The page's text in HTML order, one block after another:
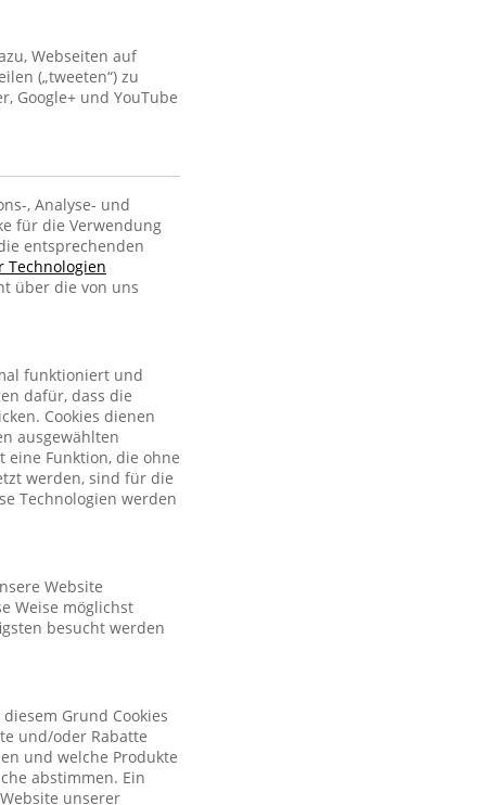
Webseiten auf
(„tweeten“) zu
Google+ und YouTube
, Analyse- und
für die Verwendung
entsprechenden
Technologien
über die von uns
funktioniert und
dafür, dass die
Cookies dienen
ausgewählten
eine Funktion, die ohne
werden, sind für die
Technologien werden
Website
Weise möglichst
besucht werden
Grund Cookies
und/oder Rabatte
und welche Produkte
abstimmen. Ein
unserer